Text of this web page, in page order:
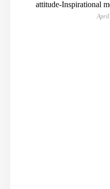
attitude-Inspirational
April